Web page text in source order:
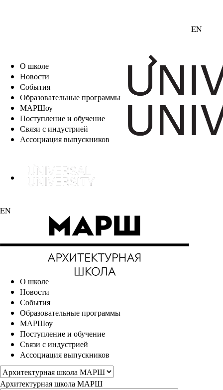
EN
О школе
Новости
События
Образовательные программы
МАРШоу
Поступление и обучение
Связи с индустрией
Ассоциация выпускников
EN
О школе
Новости
События
Образовательные программы
МАРШоу
Поступление и обучение
Связи с индустрией
Ассоциация выпускников
Архитектурная школа МАРШ